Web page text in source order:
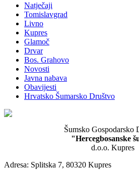
Natječaji
Tomislavgrad
Livno
Kupres
Glamoč
Drvar
Bos. Grahovo
Novosti
Javna nabava
Obavijesti
Hrvatsko Šumarsko Društvo
Šumsko Gospodarsko
"Hercegbosanske
d.o.o. Kupres
Adresa: Splitska 7, 80320 Kupres